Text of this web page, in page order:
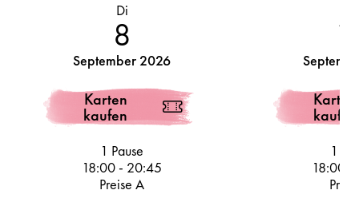
Di
8
September 2026
Karten
kaufen
1 Pause
18:00- 20:45
Preise A
Karten
kaufen
1
18:00